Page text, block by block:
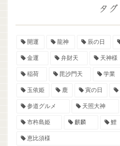
タグ
開運 龍神 辰の日
金運 弁財天 天神様
稲荷 毘沙門天 学業
玉依姫 鹿 寅の日
参道グルメ 天照大神
市杵島姫 麒麟 鯉
恵比須様